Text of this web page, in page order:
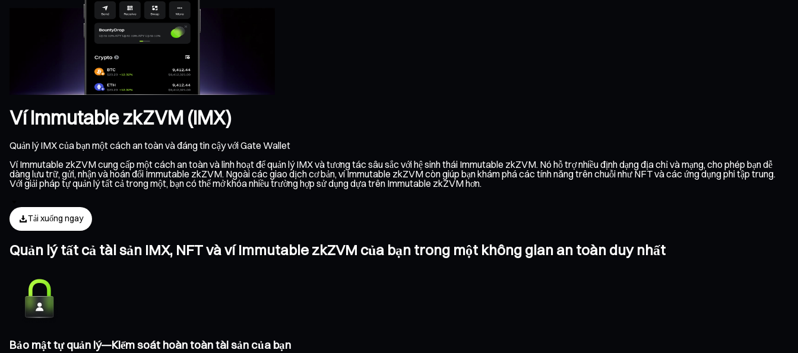
Ví Immutable zkZVM (IMX)
Quản lý IMX của bạn một cách an toàn và đáng tin cậy với Gate Wallet
Ví Immutable zkZVM cung cấp một cách an toàn và linh hoạt để quản lý IMX và tương tác sâu sắc với hệ sinh thái Immutable zkZVM. Nó hỗ trợ nhiều định dạng địa chỉ và mạng, cho phép bạn dễ
dàng lưu trữ, gửi, nhận và hoán đổi Immutable zkZVM. Ngoài các giao dịch cơ bản, ví Immutable zkZVM còn giúp bạn khám phá các tính năng trên chuỗi như NFT và các ứng dụng phi tập trung.
Với giải pháp tự quản lý tất cả trong một, bạn có thể mở khóa nhiều trường hợp sử dụng dựa trên Immutable zkZVM hơn.
Tải xuống ngay
Quản lý tất cả tài sản IMX, NFT và ví Immutable zkZVM của bạn trong một không gian an toàn duy nhất
Bảo mật tự quản lý—Kiểm soát hoàn toàn tài sản của bạn